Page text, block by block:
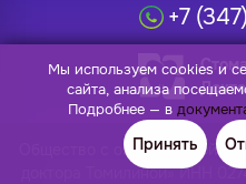
+7
Общество с ограниченной
доктора Томилиной» ИНН
Мы используем cookies и
сайта, анализа
Подробнее — в
Принять